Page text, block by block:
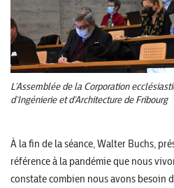
L’Assemblée de la Corporation
d’Ingénierie et d’Architecture de Fribourg
À la fin de la séance, Walter Buchs,
référence à la pandémie que nous
constate combien nous avons besoin